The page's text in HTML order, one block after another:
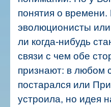
понятия о времени.
эволюционисты
ли когда-нибудь
связи с чем обе
признают: в любом
постарался или
устроила, но идея